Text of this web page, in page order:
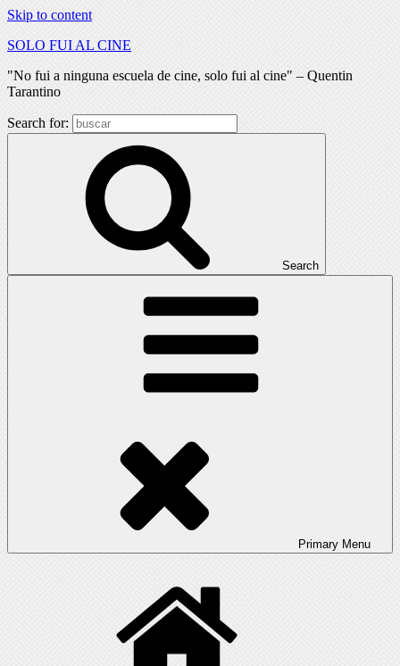
Skip to content
SOLO FUI AL CINE
"No fui a ninguna escuela de cine, solo fui al cine" – Quentin
Tarantino
Search for:
Search
Primary Menu